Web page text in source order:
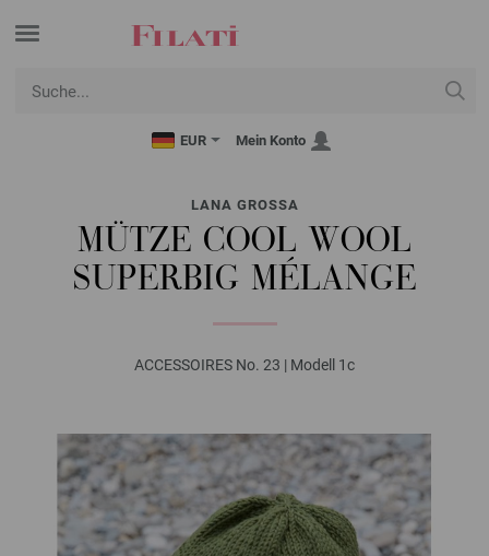
EUR Mein Konto
LANA GROSSA
MÜTZE COOL WOOL
SUPERBIG MÉLANGE
ACCESSOIRES No. 23 | Modell 1c